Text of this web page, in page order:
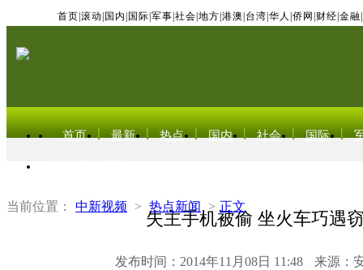
首页 滚动 国内 国际 军事 社会 地方 港澳 台湾 华人 侨网 财经 金融
首页 最新 热点 国内 社会 国际
当前位置： 中新视频 > 热点新闻 > 正文
失主手机被偷 坐火车巧遇
发布时间：2014年11月08日 11:48 来源：